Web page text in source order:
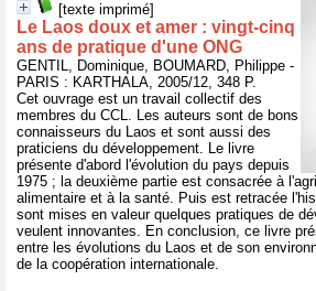
[texte imprimé]
Le Laos doux et amer : vingt-cinq
ans de pratique d'une ONG
GENTIL, Dominique, BOUMARD, Philippe -
PARIS : KARTHALA, 2005/12, 348 P.
Cet ouvrage est un travail collectif des
membres du CCL. Les auteurs sont de bons
connaisseurs du Laos et sont aussi des
praticiens du développement. Le livre
présente d'abord l'évolution du pays depuis
1975 ; la deuxième partie est consacrée à
alimentaire et à la santé. Puis est retracée
sont mises en valeur quelques pratiques de
veulent innovantes. En conclusion, ce livre
entre les évolutions du Laos et de son
de la coopération internationale.